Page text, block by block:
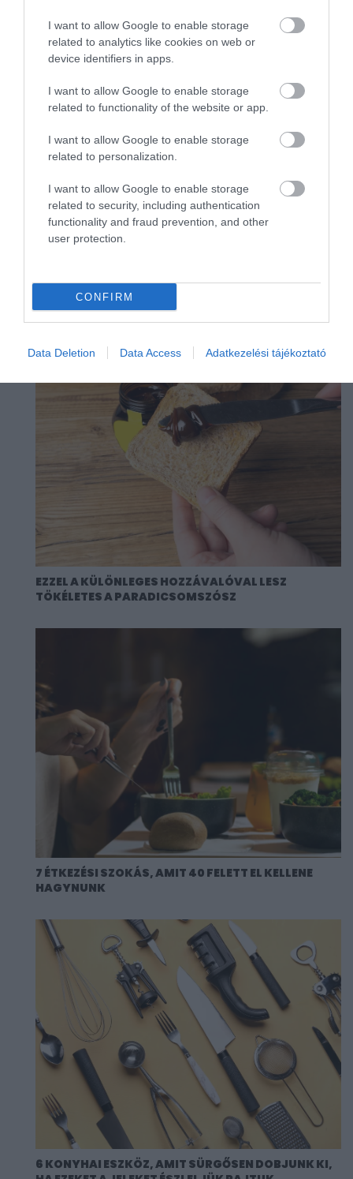
I want to allow Google to enable storage
related to analytics like cookies on web or
device identifiers in apps.
I want to allow Google to enable storage
related to functionality of the website or app.
I want to allow Google to enable storage
related to personalization.
I want to allow Google to enable storage
related to security, including authentication
functionality and fraud prevention, and other
user protection.
CONFIRM
Data Deletion Data Access Adatkezelési tájékoztató
KULCSSZAVAK
#mochi
#rizs #savanyúság
alapanyag
albánia
alkohol alkoholmentes
állatieredetűétel
amerikaiegyesültállamok
bab
bécs
burrata
c-vitamin chailatte chips
citrom
citrusfélék
coca-cola csalán
császármorzsa
csepegtetés
csirke csirkeszárny
csokoládé
LEGNÉPSZERŰBB
EZZEL A KÜLÖNLEGES HOZZÁVALÓVAL LESZ
TÖKÉLETES A PARADICSOMSZÓSZ
7 ÉTKEZÉSI SZOKÁS, AMIT 40 FELETT EL KELLENE
HAGYNUNK
6 KONYHAI ESZKÖZ, AMIT SÜRGŐSEN DOBJUNK KI,